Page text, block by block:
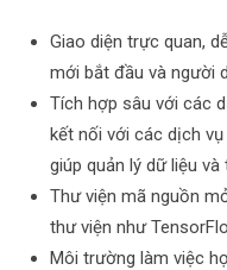
Giao diện trực quan,
mới bắt đầu và người
Tích hợp sâu với các
kết nối với các dịch vụ
giúp quản lý dữ liệu
Thư viện mã nguồn
thư viện như
Môi trường làm việc